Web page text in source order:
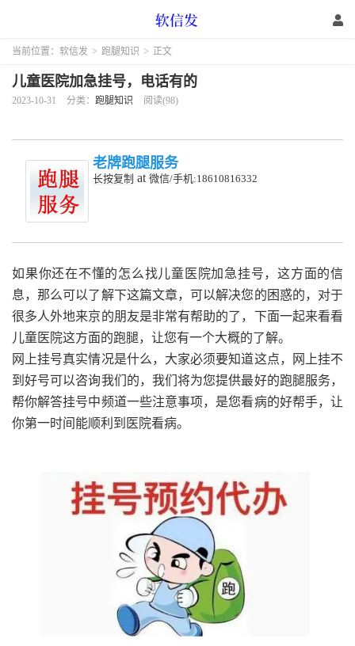
当前位置： 软信发 > 跑腿知识 > 正文
儿童医院加急挂号，电话有的
2023-10-31 分类： 跑腿知识 阅读(98)
老牌跑腿服务
长按复制 at 微信/手机:18610816332
如果你还在不懂的怎么找儿童医院加急挂号，这方面的信
息，那么可以了解下这篇文章，可以解决您的困惑的，对于
很多人外地来京的朋友是非常有帮助的了，下面一起来看看
儿童医院这方面的跑腿，让您有一个大概的了解。
网上挂号真实情况是什么，大家必须要知道这点，网上挂不
到好号可以咨询我们的，我们将为您提供最好的跑腿服务，
帮你解答挂号中频道一些注意事项，是您看病的好帮手，让
你第一时间能顺利到医院看病。